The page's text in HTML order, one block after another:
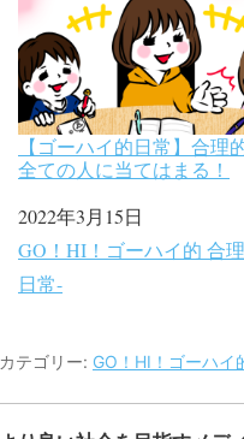
【ゴーハイ的日常】合理
全ての人に当てはまる！
日付
2022年3月15日
関連理由
GO！HI！ゴーハイ的 合
日常-
カテゴリー: GO！HI！ゴーハ